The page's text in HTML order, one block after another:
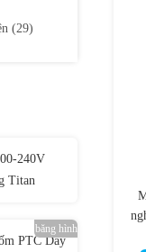
(29)
240V
Titan
băng hình
PTC Dây